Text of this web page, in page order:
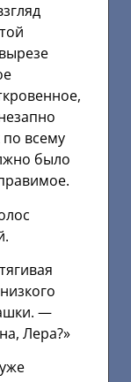
по всему
было
—
Лера?»